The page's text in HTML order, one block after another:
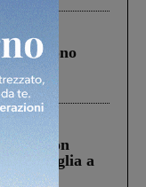
morirono
il
tir....
la figlia a